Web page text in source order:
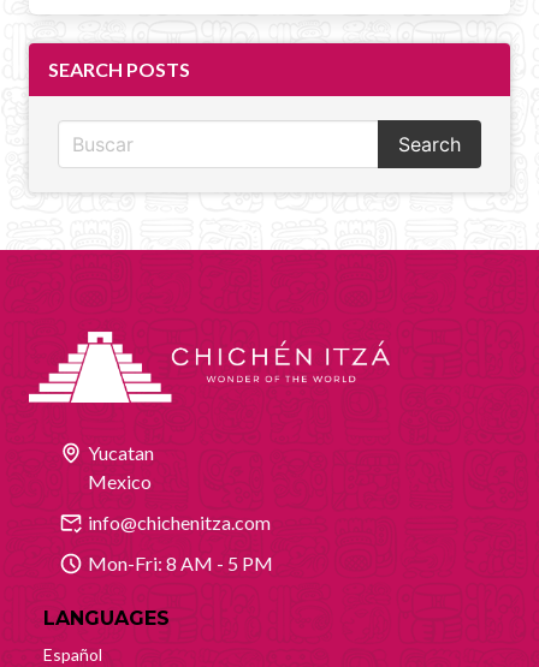
SEARCH POSTS
Search
Yucatan
Mexico
info@chichenitza.com
Mon-Fri: 8 AM - 5 PM
LANGUAGES
Español